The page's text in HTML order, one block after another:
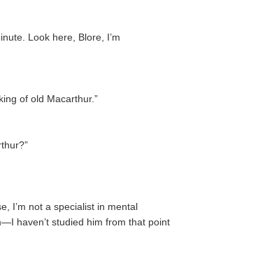
Look here, Blore, I’m
of old Macarthur.”
I’m not a specialist in mental
haven’t studied him from that point